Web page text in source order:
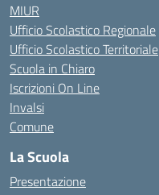
MIUR
Ufficio Scolastico Regionale
Ufficio Scolastico Territoriale
Scuola in Chiaro
Iscrizioni On Line
Invalsi
Comune
La Scuola
Presentazione